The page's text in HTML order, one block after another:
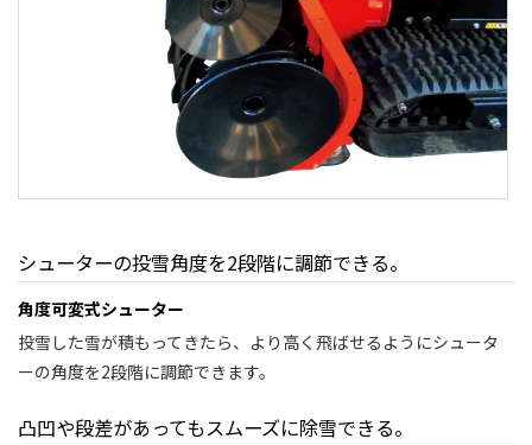
シューターの投雪角度を2段階に調節できる。
角度可変式シューター
投雪した雪が積もってきたら、より高く飛ばせるようにシュータ
ーの角度を2段階に調節できます。
凸凹や段差があってもスムーズに除雪できる。